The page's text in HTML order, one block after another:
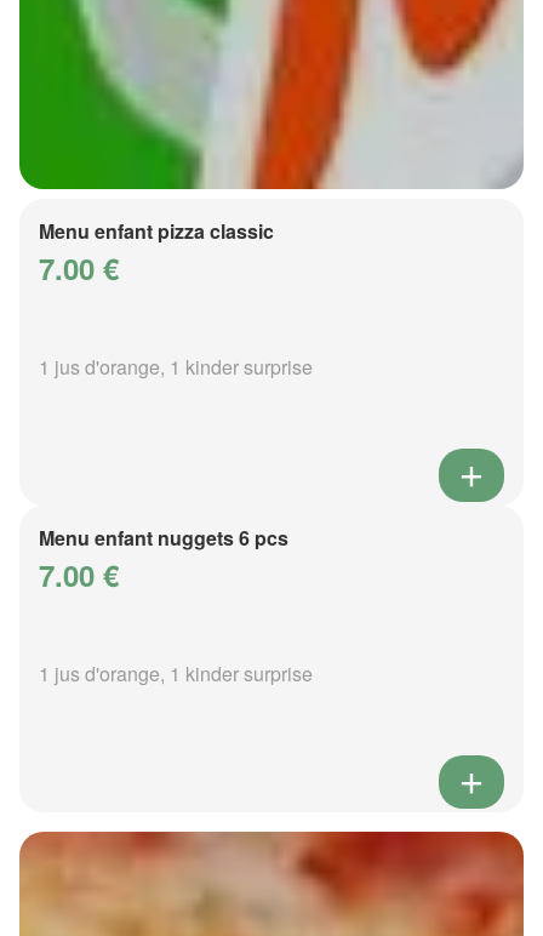
Menu enfant pizza classic
7.00 €
1 jus d'orange, 1 kinder surprise
Menu enfant nuggets 6 pcs
7.00 €
1 jus d'orange, 1 kinder surprise